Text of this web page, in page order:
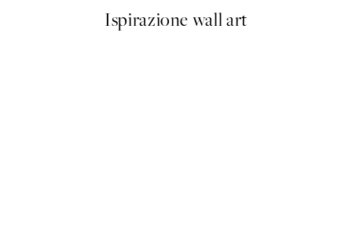
Ispirazione wall art